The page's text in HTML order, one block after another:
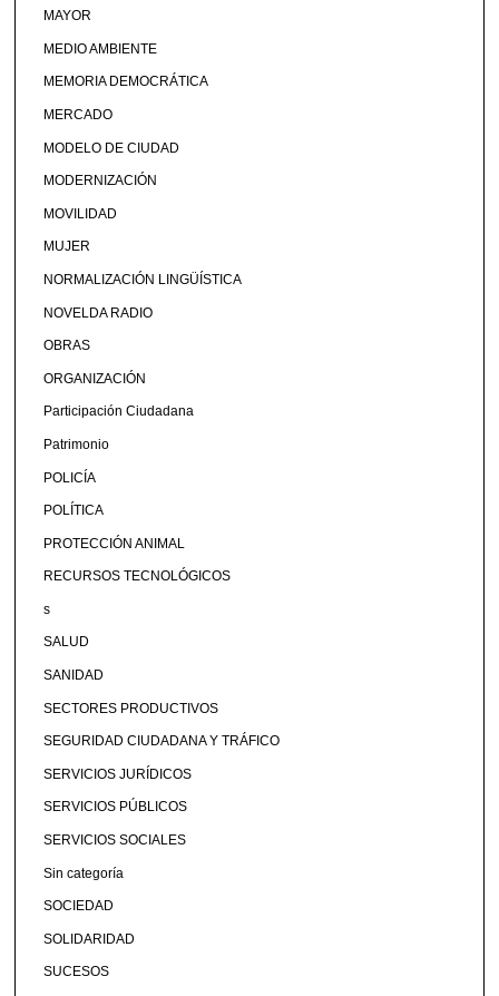
MAYOR
MEDIO AMBIENTE
MEMORIA DEMOCRÁTICA
MERCADO
MODELO DE CIUDAD
MODERNIZACIÓN
MOVILIDAD
MUJER
NORMALIZACIÓN LINGÜÍSTICA
NOVELDA RADIO
OBRAS
ORGANIZACIÓN
Participación Ciudadana
Patrimonio
POLICÍA
POLÍTICA
PROTECCIÓN ANIMAL
RECURSOS TECNOLÓGICOS
s
SALUD
SANIDAD
SECTORES PRODUCTIVOS
SEGURIDAD CIUDADANA Y TRÁFICO
SERVICIOS JURÍDICOS
SERVICIOS PÚBLICOS
SERVICIOS SOCIALES
Sin categoría
SOCIEDAD
SOLIDARIDAD
SUCESOS